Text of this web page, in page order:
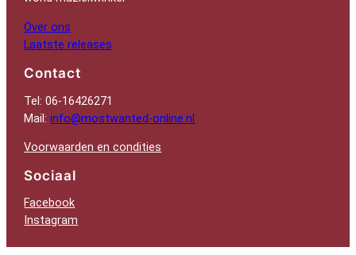
Over ons
Laatste releases
Contact
Tel: 06-16426271
Mail:info@mostwanted-online.nl
Voorwaarden en condities
Sociaal
Facebook
Instagram